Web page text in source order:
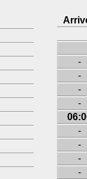
-
-
-
-
-
-
-
-